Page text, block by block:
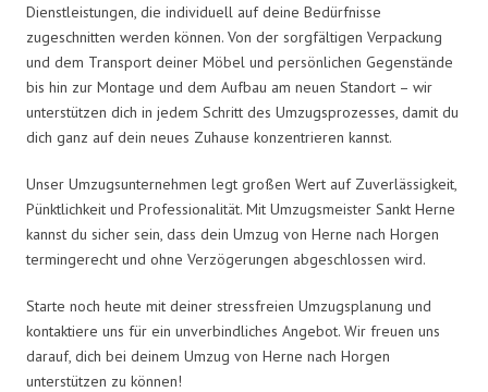
Dienstleistungen, die individuell auf deine Bedürfnisse
zugeschnitten werden können. Von der sorgfältigen Verpackung
und dem Transport deiner Möbel und persönlichen Gegenstände
bis hin zur Montage und dem Aufbau am neuen Standort – wir
unterstützen dich in jedem Schritt des Umzugsprozesses, damit du
dich ganz auf dein neues Zuhause konzentrieren kannst.
Unser Umzugsunternehmen legt großen Wert auf Zuverlässigkeit,
Pünktlichkeit und Professionalität. Mit Umzugsmeister Sankt Herne
kannst du sicher sein, dass dein Umzug von Herne nach Horgen
termingerecht und ohne Verzögerungen abgeschlossen wird.
Starte noch heute mit deiner stressfreien Umzugsplanung und
kontaktiere uns für ein unverbindliches Angebot. Wir freuen uns
darauf, dich bei deinem Umzug von Herne nach Horgen
unterstützen zu können!